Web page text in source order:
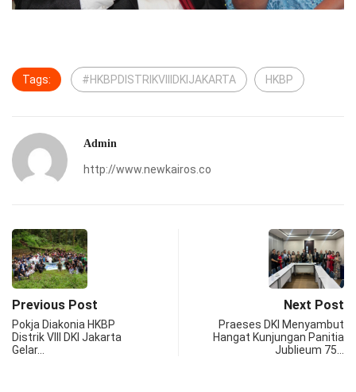
Tags: #HKBPDISTRIKVIIIDKIJAKARTA HKBP
Admin
http://www.newkairos.co
Previous Post
Pokja Diakonia HKBP
Distrik VIII DKI Jakarta
Gelar…
Next Post
Praeses DKI Menyambut
Hangat Kunjungan Panitia
Jublieum 75…